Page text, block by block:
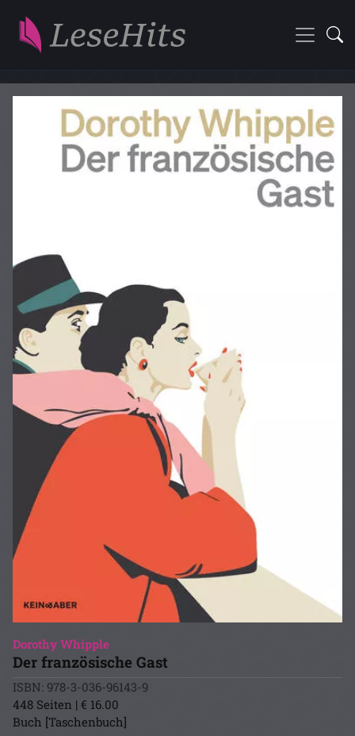
Dorothy Whipple
Der französische Gast
ISBN: 978-3-036-96143-9
448 Seiten | € 16.00
Buch [Taschenbuch]